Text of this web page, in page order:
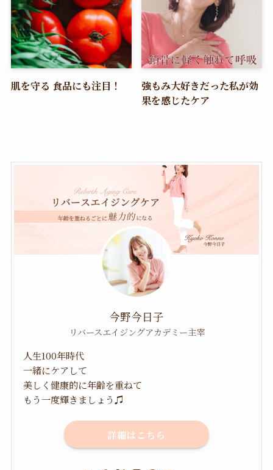
肌を守る 食品にも注目！
強もみ大好きだった私が効
果を感じたケア
今野今日子
リバースエイジングアカデミー主宰
人生100年時代
一緒にケアして
美しく健康的に年齢を重ねて
もう一度輝きましょう♫
詳細はこちら